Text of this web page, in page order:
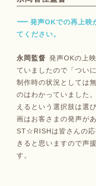
発声OKでの再上映
てください。
発声OKの上
ていましたので「つい
制作時の状況としては
のはわかっていました
えるという選択肢は選
画はお客さまの発声が
ST☆RISHは皆さんの
きると思いますので声
す。